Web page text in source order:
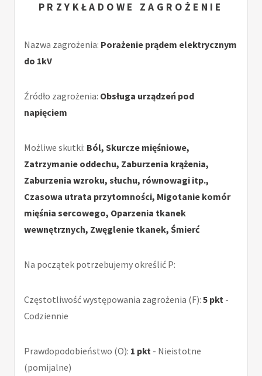
PRZYKŁADOWE ZAGROŻENIE
Nazwa zagrożenia: Porażenie prądem elektrycznym
do 1kV
Źródło zagrożenia: Obsługa urządzeń pod
napięciem
Możliwe skutki: Ból, Skurcze mięśniowe,
Zatrzymanie oddechu, Zaburzenia krążenia,
Zaburzenia wzroku, słuchu, równowagi itp.,
Czasowa utrata przytomności, Migotanie komór
mięśnia sercowego, Oparzenia tkanek
wewnętrznych, Zwęglenie tkanek, Śmierć
Na początek potrzebujemy określić P:
Częstotliwość występowania zagrożenia (F): 5 pkt -
Codziennie
Prawdopodobieństwo (O): 1 pkt - Nieistotne
(pomijalne)